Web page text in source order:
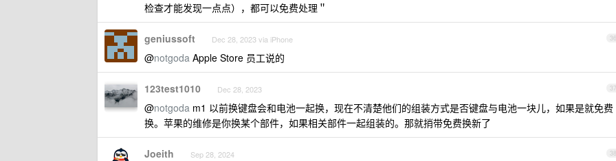
检查才能发现一点点），都可以免费处理＂
36
geniussoft Dec 28, 2023 via iPhone
@notgoda Apple Store 员工说的
37
123test1010 Dec 28, 2023
@notgoda m1 以前换键盘会和电池一起换，现在不清楚他们的组装方式是否键盘与电池一块儿，如果是就免费
换。苹果的维修是你换某个部件，如果相关部件一起组装的。那就捎带免费换新了
38
Joeith Sep 28, 2024